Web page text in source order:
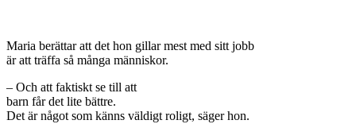
Maria berättar att det hon gillar mest med sitt jobb
är att träffa så många människor.
– Och att faktiskt se till att
barn får det lite bättre.
Det är något som känns väldigt roligt, säger hon.